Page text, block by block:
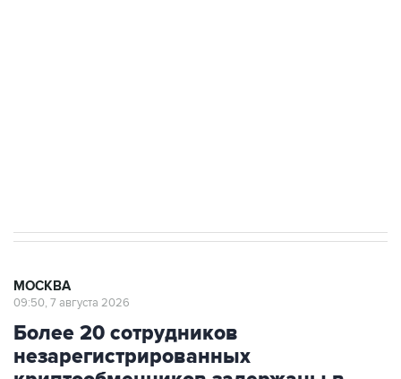
Более 20 сотрудников
незарегистрированных
криптообменников задержаны в
"Москва-Сити"